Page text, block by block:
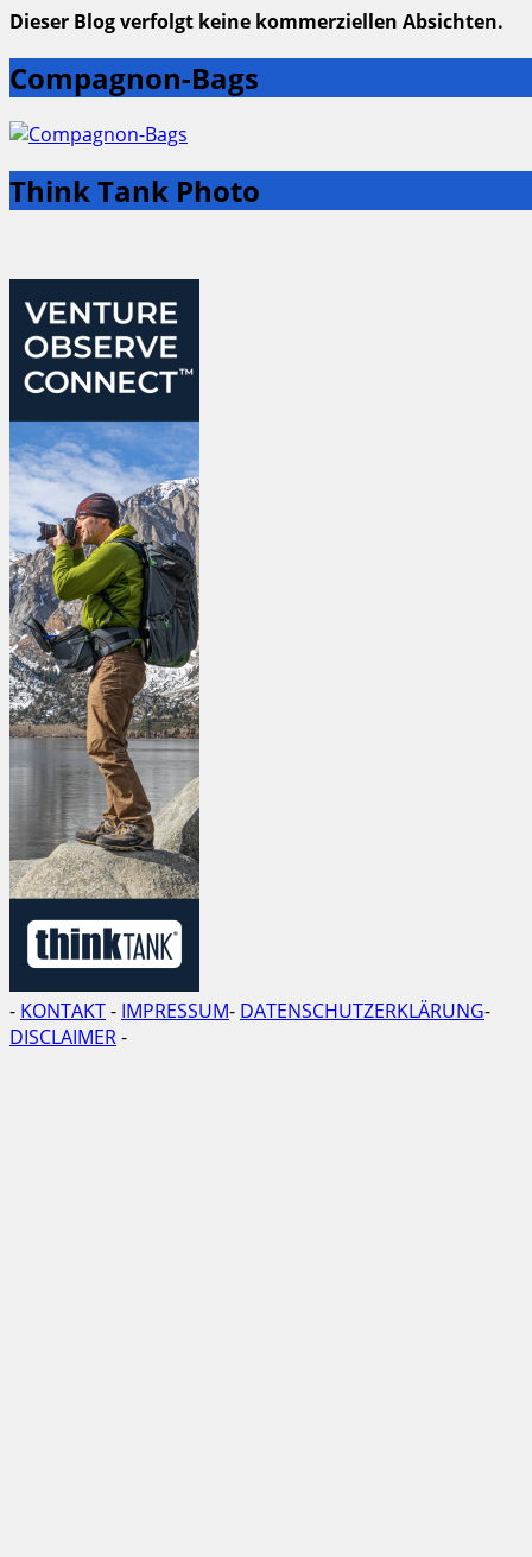
Dieser Blog verfolgt keine kommerziellen Absichten.
Compagnon-Bags
Think Tank Photo
- KONTAKT- IMPRESSUM- DATENSCHUTZERKLÄRUNG-
DISCLAIMER-